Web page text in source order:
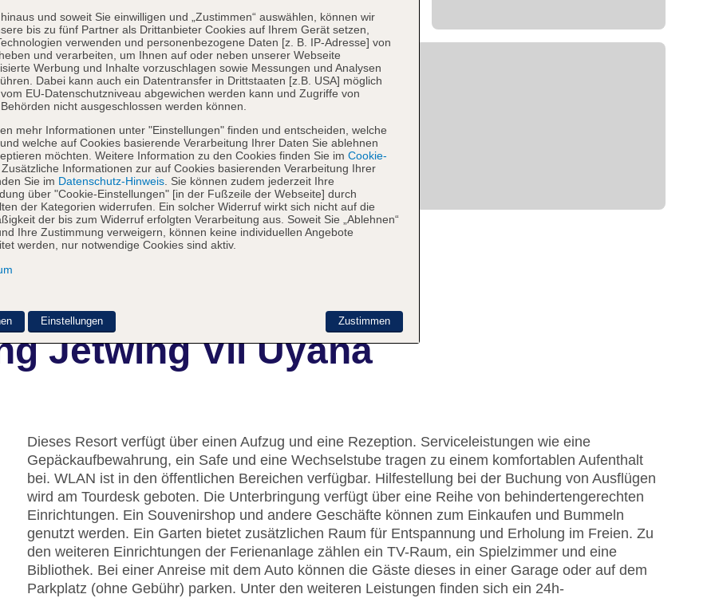
Jetwing Vil Uyana
Dieses Resort verfügt über einen Aufzug und eine Rezeption. Serviceleistungen wie eine
Gepäckaufbewahrung, ein Safe und eine Wechselstube tragen zu einem komfortablen Aufenthalt
bei. WLAN ist in den öffentlichen Bereichen verfügbar. Hilfestellung bei der Buchung von Ausflügen
wird am Tourdesk geboten. Die Unterbringung verfügt über eine Reihe von behindertengerechten
Einrichtungen. Ein Souvenirshop und andere Geschäfte können zum Einkaufen und Bummeln
genutzt werden. Ein Garten bietet zusätzlichen Raum für Entspannung und Erholung im Freien. Zu
den weiteren Einrichtungen der Ferienanlage zählen ein TV-Raum, ein Spielzimmer und eine
Bibliothek. Bei einer Anreise mit dem Auto können die Gäste dieses in einer Garage oder auf dem
Parkplatz (ohne Gebühr) parken. Unter den weiteren Leistungen finden sich ein 24h-
und soweit Sie einwilligen und „Zustimmen“ auswählen, können wir
bis zu fünf Partner als Drittanbieter Cookies auf Ihrem Gerät setzen,
verwenden und personenbezogene Daten [z. B. IP-Adresse] von
und verarbeiten, um Ihnen auf oder neben unserer Webseite
Werbung und Inhalte vorzuschlagen sowie Messungen und Analysen
Dabei kann auch ein Datentransfer in Drittstaaten [z.B. USA] möglich
EU-Datenschutzniveau abgewichen werden kann und Zugriffe von
nicht ausgeschlossen werden können.
mehr Informationen unter "Einstellungen" finden und entscheiden, welche
welche auf Cookies basierende Verarbeitung Ihrer Daten Sie ablehnen
möchten. Weitere Information zu den Cookies finden Sie im Cookie-
. Zusätzliche Informationen zur auf Cookies basierenden Verarbeitung Ihrer
Sie im Datenschutz-Hinweis . Sie können zudem jederzeit Ihre
über "Cookie-Einstellungen" [in der Fußzeile der Webseite] durch
der Kategorien widerrufen. Ein solcher Widerruf wirkt sich nicht auf die
der bis zum Widerruf erfolgten Verarbeitung aus. Soweit Sie „Ablehnen“
Ihre Zustimmung verweigern, können keine individuellen Angebote
werden, nur notwendige Cookies sind aktiv.
Zustimmen
Einstellungen